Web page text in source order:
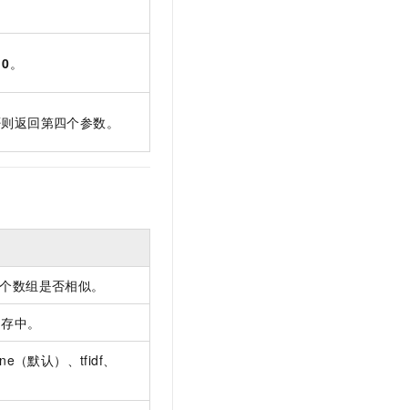
0。
返回第四个参数。
数组是否相似。
中。
（默认）、tfidf、